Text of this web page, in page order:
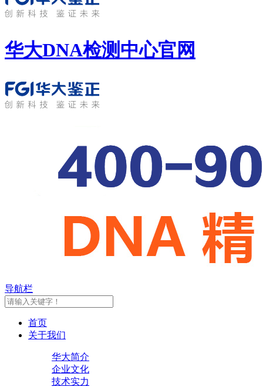
华大DNA检测中心官网
导航栏
首页
关于我们
华大简介
企业文化
技术实力